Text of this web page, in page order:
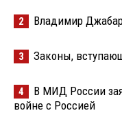
2 Владимир
3 Законы,
4
В МИД России
войне с Россией